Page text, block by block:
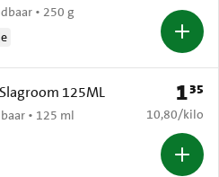
• 250 g
125ML
• 125 ml
Prijs:
135
€ 10,80 per
10,80/kilo